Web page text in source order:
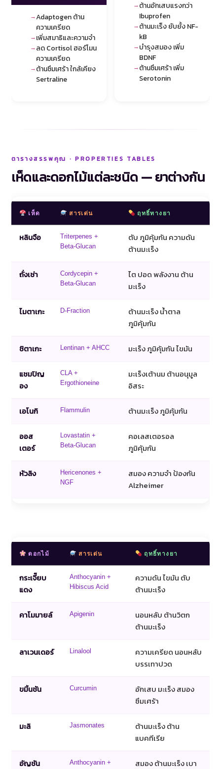
Adaptogen ต้าน
ความเครียด
เพิ่มสมาธิและความจำ
ลด Cortisol ฮอร์โมน
ความเครียด
ต้านซึมเศร้า ใกล้เคียง
Sertraline
ต้านอักเสบแรงกว่า
Ibuprofen
ต้านมะเร็ง ยับยั้ง NF-
kB
บำรุงสมอง เพิ่ม
BDNF
ต้านซึมเศร้า เพิ่ม
Serotonin
ตารางสรรพคุณ · PROPERTIES TABLES
เห็ดและดอกไม้แต่ละชนิด — ยาต่างกัน
เห็ด สารเด่น ฤทธิ์ทางยา
หลินจือ
Triterpenes +
Beta-Glucan
ตับ ภูมิคุ้มกัน ความดัน
ต้านมะเร็ง
ถั่งเช่า
Cordycepin +
Beta-Glucan
ไต ปอด พลังงาน ต้าน
มะเร็ง
ไมตาเกะ D-Fraction
ต้านมะเร็ง น้ำตาล
ภูมิคุ้มกัน
ชิตาเกะ Lentinan + AHCC มะเร็ง ภูมิคุ้มกัน ไขมัน
แชมปิญ
อง
CLA +
Ergothioneine
มะเร็งเต้านม ต้านอนุมูล
อิสระ
เอโนกิ Flammulin ต้านมะเร็ง ภูมิคุ้มกัน
ออส
เตอร์
Lovastatin +
Beta-Glucan
คอเลสเตอรอล
ภูมิคุ้มกัน
หัวลิง
Hericenones +
NGF
สมอง ความจำ ป้องกัน
Alzheimer
ดอกไม้ สารเด่น ฤทธิ์ทางยา
กระเจี๊ยบ
แดง
Anthocyanin +
Hibiscus Acid
ความดัน ไขมัน ตับ
ต้านมะเร็ง
คาโมมายล์ Apigenin
นอนหลับ ต้านวิตก
ต้านมะเร็ง
ลาเวนเดอร์ Linalool
ความเครียด นอนหลับ
บรรเทาปวด
ขมิ้นชัน Curcumin
อักเสบ มะเร็ง สมอง
ซึมเศร้า
มะลิ Jasmonates
ต้านมะเร็ง ต้าน
แบคทีเรีย
อัญชัน
Anthocyanin +
สมอง ต้านมะเร็ง เบา